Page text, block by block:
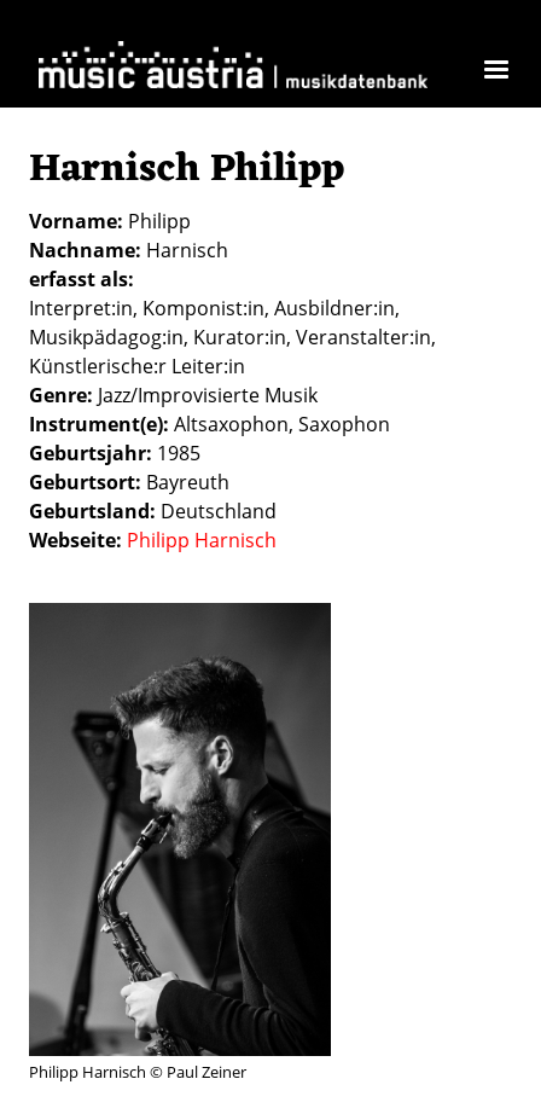
Harnisch Philipp
Vorname Philipp
Nachname Harnisch
erfasst als
Interpret:in Komponist:in Ausbildner:in
Musikpädagog:in Kurator:in Veranstalter:in
Künstlerische:r Leiter:in
Genre Jazz/Improvisierte Musik
Instrument(e) Altsaxophon Saxophon
Geburtsjahr 1985
Geburtsort Bayreuth
Geburtsland Deutschland
Webseite Philipp Harnisch
Philipp Harnisch © Paul Zeiner